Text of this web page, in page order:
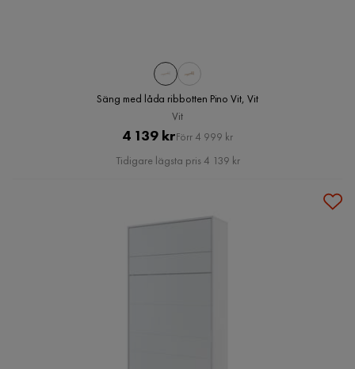
Säng med låda ribbotten Pino Vit, Vit
Vit
Pris
4 139 krOriginal
Pris
Förr 4 999 kr
Tidigare lägsta pris 4 139 kr